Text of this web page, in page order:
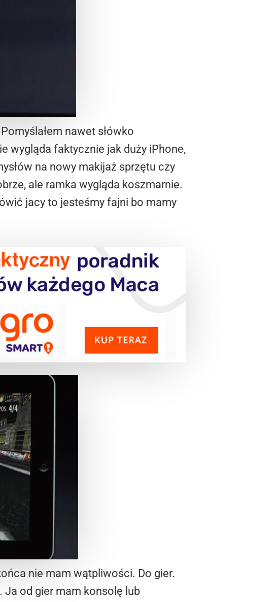
nawet słówko
wygląda faktycznie jak duży iPhone,
na nowy makijaż sprzętu czy
ale ramka wygląda koszmarnie.
jacy to jesteśmy fajni bo mamy
nie mam wątpliwości. Do gier.
Ja od gier mam konsolę lub